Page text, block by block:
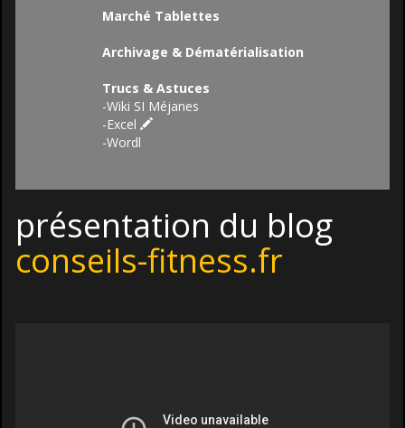
Marché Tablettes
Archivage & Dématérialisation
Trucs & Astuces
-Wiki SI Méjanes
-Excel
-Wordl
présentation du blog
conseils-fitness.fr